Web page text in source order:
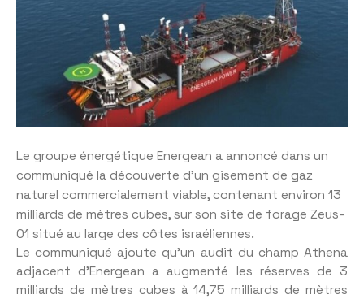
Le groupe énergétique Energean a annoncé dans un
communiqué la découverte d’un gisement de gaz
naturel commercialement viable, contenant environ 13
milliards de mètres cubes, sur son site de forage Zeus-
01 situé au large des côtes israéliennes.
Le communiqué ajoute qu’un audit du champ Athena
adjacent d’Energean a augmenté les réserves de 3
milliards de mètres cubes à 14,75 milliards de mètres